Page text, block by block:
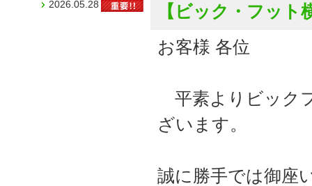
2026.05.28
【ビック・フッ
お客様 各位
平素よりビック
ざいます。
誠に勝手では御座